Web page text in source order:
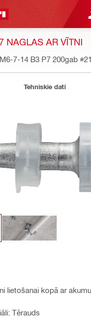
NAGLAS AR VĪTNI
7-14 B3 P7 200gab
Tehniskie dati
lietošanai kopā ar
Tērauds